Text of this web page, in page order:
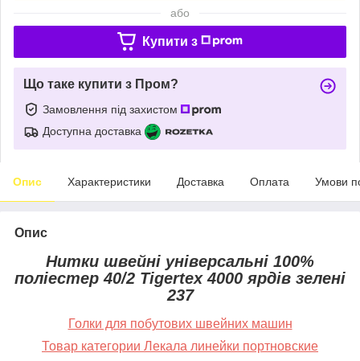
або
Купити з
Що таке купити з Пром?
Замовлення під захистом
Доступна доставка
Опис Характеристики Доставка Оплата Умови
Опис
Нитки швейні універсальні 100%
поліестер 40/2 Tigertex4000 ярдів зелені
237
Голки для побутових швейних машин
Товар категории Лекала линейки портновские